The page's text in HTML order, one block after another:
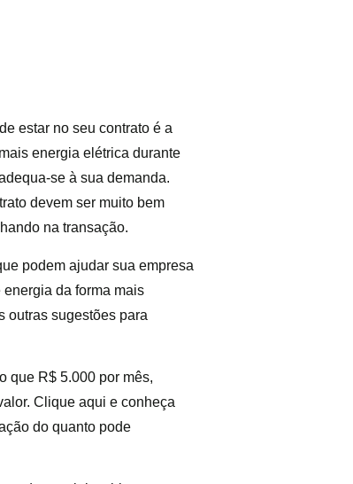
estar no seu contrato é a
energia elétrica durante
se à sua demanda.
devem ser muito bem
na transação.
podem ajudar sua empresa
da forma mais
outras sugestões para
que R$ 5.000 por mês,
Clique aqui e conheça
do quanto pode